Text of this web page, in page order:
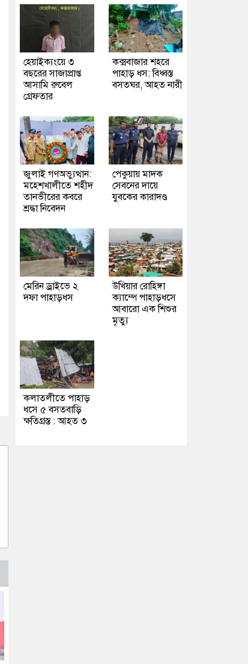
হেয়াইক্যংয়ে ৩
বছরের সাজাপ্রাপ্ত
আসামি রুবেল
গ্রেফতার
কক্সবাজার শহরে
পাহাড় ধস: বিধ্বস্ত
বসতঘর, আহত নারী
জুলাই গণঅভ্যুত্থান:
মহেশখালীতে শহীদ
তানভীরের কবরে
শ্রদ্ধা নিবেদন
পেকুয়ায় মাদক
সেবনের দায়ে
যুবকের কারাদণ্ড
মেরিন ড্রাইভে ২
দফা পাহাড়ধস
উখিয়ার রোহিঙ্গা
ক্যাম্পে পাহাড়ধসে
আবারো এক শিশুর
মৃত্যু
কলাতলীতে পাহাড়
ধসে ৫ বসতবাড়ি
ক্ষতিগ্রস্ত : আহত ৩